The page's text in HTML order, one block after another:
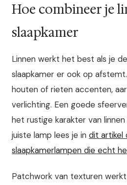
Hoe combineer je
slaapkamer
Linnen werkt het best als je
slaapkamer er ook op
houten of rieten accenten,
verlichting. Een goede
het rustige karakter van
juiste lamp lees je in dit artikel
slaapkamerlampen die echt
Patchwork van texturen